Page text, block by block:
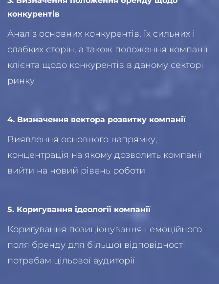
конкурентів
Аналіз основних конкурентів, їх сильних і
слабких сторін, а також положення компанії
клієнта щодо конкурентів в даному секторі
ринку
4. Визначення вектора розвитку компанії
Виявлення основного напрямку,
концентрація на якому дозволить компанії
вийти на новий рівень роботи
5. Коригування ідеології компанії
Коригування позиціонування і емоційного
поля бренду для більшої відповідності
потребам цільової аудиторії